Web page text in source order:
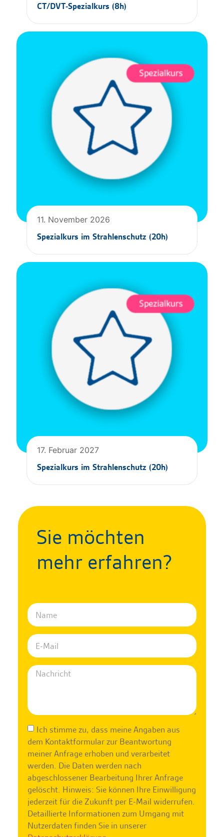
CT/DVT-Spezialkurs (8h)
11. November 2026
Spezialkurs im Strahlenschutz (20h)
17. Februar 2027
Spezialkurs im Strahlenschutz (20h)
Sie möchten
mehr erfahren?
Ich stimme zu, dass meine Angaben aus
dem Kontaktformular zur Beantwortung
meiner Anfrage erhoben und verarbeitet
werden. Die Daten werden nach
abgeschlossener Bearbeitung Ihrer Anfrage
gelöscht. Hinweis: Sie können Ihre Einwilligung
jederzeit für die Zukunft per E-Mail widerrufen.
Detaillierte Informationen zum Umgang mit
Nutzerdaten finden Sie in unserer